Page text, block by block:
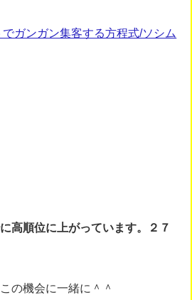
ガンガン集客する方程式/ソシム
高順位に上がっています。２７
の機会に一緒に＾＾